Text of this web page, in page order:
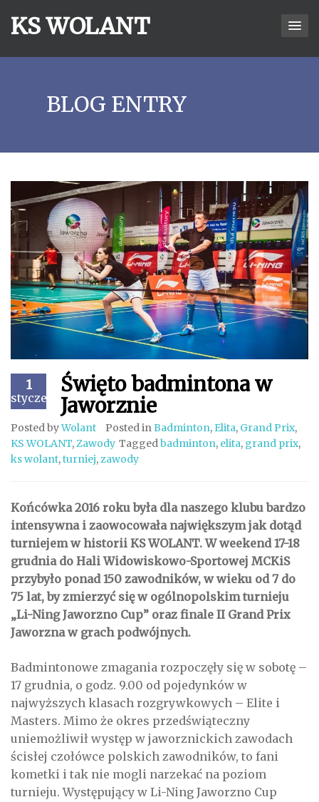
KS WOLANT
BLOG ENTRY
1
styczeń
Święto badmintona w
Jaworznie
Posted byWolant Posted inBadminton, Elita, Grand Prix,
KS WOLANT,Zawody Taggedbadminton, elita, grand prix,
ks wolant,turniej,zawody
Końcówka 2016 roku była dla naszego klubu bardzo
intensywna i zaowocowała największym jak dotąd
turniejem w historii KS WOLANT. W weekend 17-18
grudnia do Hali Widowiskowo-Sportowej MCKiS
przybyło ponad 150 zawodników, w wieku od 7 do
75 lat, by zmierzyć się w ogólnopolskim turnieju
„Li-Ning Jaworzno Cup” oraz finale II Grand Prix
Jaworzna w grach podwójnych.
Badmintonowe zmagania rozpoczęły się w sobotę –
17 grudnia, o godz. 9.00 od pojedynków w
najwyższych klasach rozgrywkowych – Elite i
Masters. Mimo że okres przedświąteczny
uniemożliwił występ w jaworznickich zawodach
ścisłej czołówce polskich zawodników, to fani
kometki i tak nie mogli narzekać na poziom
turnieju. Występujący w Li-Ning Jaworzno Cup